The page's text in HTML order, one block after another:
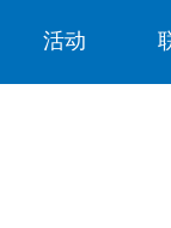
活动